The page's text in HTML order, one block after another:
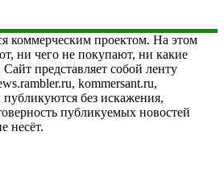
коммерческим проектом. На этом
ни чего не покупают, ни какие
представляет собой ленту
kommersant.ru,
без искажения,
публикуемых новостей
несёт.